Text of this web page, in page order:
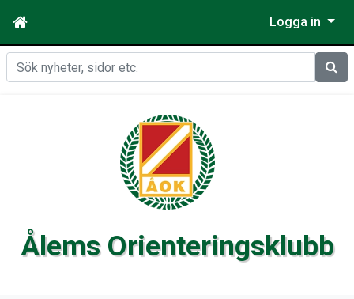
Logga in
Sök
Ålems Orienteringsklubb